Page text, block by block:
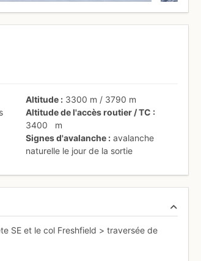
Altitude 3300 m / 3790 m
Altitude de l'accès routier / TC
3400
m
Signes d'avalanche
avalanche
naturelle le jour de la sortie
SE et le col Freshfield > traversée de